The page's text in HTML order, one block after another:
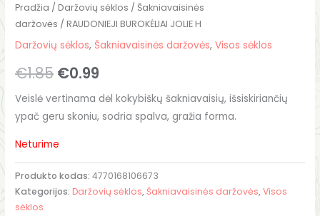
Pradžia /Daržovių sėklos /Šakniavaisinės
daržovės / RAUDONIEJI BUROKĖLIAI JOLIE H
Daržovių sėklos, Šakniavaisinės daržovės,Visos sėklos
€1.85 €0.99
Veislė vertinama dėl kokybiškų šakniavaisių, išsiskiriančių
ypač geru skoniu, sodria spalva, gražia forma.
Neturime
Produkto kodas:4770168106673
Kategorijos: Daržovių sėklos,Šakniavaisinės daržovės,Visos
sėklos